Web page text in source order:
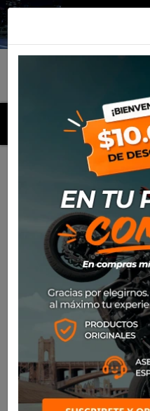
MENU
Productos
Casco Nolan